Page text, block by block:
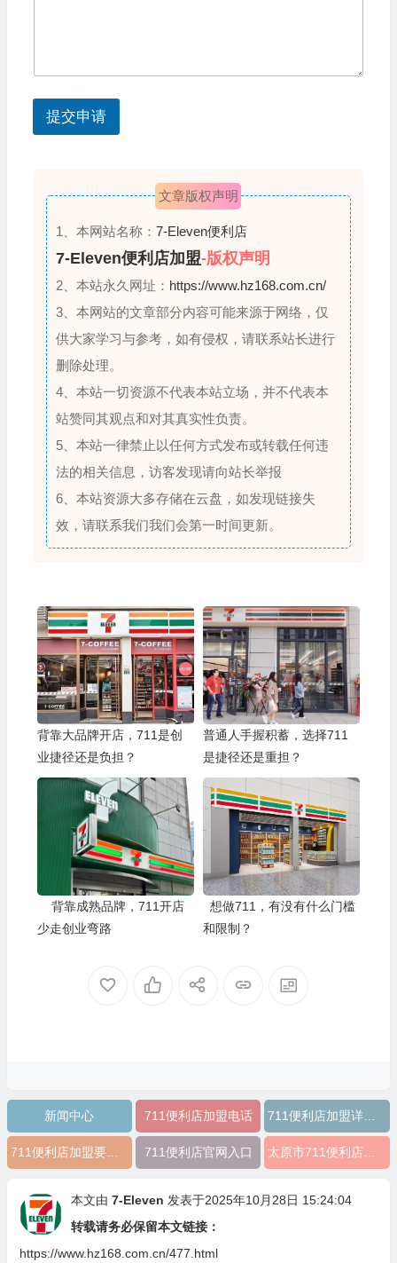
l
e
提交申请
文章版权声明
1、本网站名称： 7-Eleven便利店
7-Eleven便利店加盟-版权声明
2、本站永久网址： https://www.hz168.com.cn/
3、本网站的文章部分内容可能来源于网络，仅
供大家学习与参考，如有侵权，请联系站长进行
删除处理。
4、本站一切资源不代表本站立场，并不代表本
站赞同其观点和对其真实性负责。
5、本站一律禁止以任何方式发布或转载任何违
法的相关信息，访客发现请向站长举报
6、本站资源大多存储在云盘，如发现链接失
效，请联系我们我们会第一时间更新。
背靠大品牌开店，711是创
业捷径还是负担？
普通人手握积蓄，选择711
是捷径还是重担？
背靠成熟品牌，711开店
少走创业弯路
想做711，有没有什么门槛
和限制？
新闻中心 711便利店加盟电话
711便利店加盟要多少钱 711便利店官网入口
本文由 7-Eleven 发表于2025年10月28日 15:24:04
转载请务必保留本文链接：
https://www.hz168.com.cn/477.html